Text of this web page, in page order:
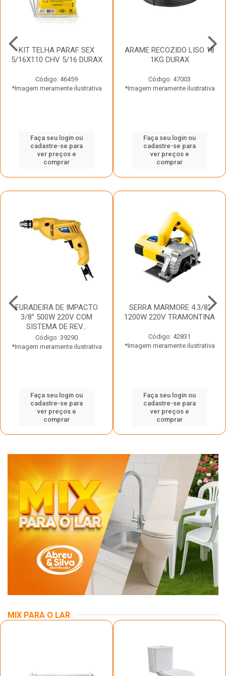
KIT TELHA PARAF SEX
5/16X110 CHV 5/16 DURAX
Código: 46459
*Imagem meramente ilustrativa
Faça seu login ou
cadastre-se para
ver preços e
comprar
ARAME RECOZIDO LISO 18
1KG DURAX
Código: 47003
*Imagem meramente ilustrativa
Faça seu login ou
cadastre-se para
ver preços e
comprar
FURADEIRA DE IMPACTO
3/8” 500W 220V COM
SISTEMA DE REV...
Código: 39290
*Imagem meramente ilustrativa
Faça seu login ou
cadastre-se para
ver preços e
comprar
SERRA MARMORE 4.3/8”
1200W 220V TRAMONTINA
Código: 42831
*Imagem meramente ilustrativa
Faça seu login ou
cadastre-se para
ver preços e
comprar
MIX PARA O LAR